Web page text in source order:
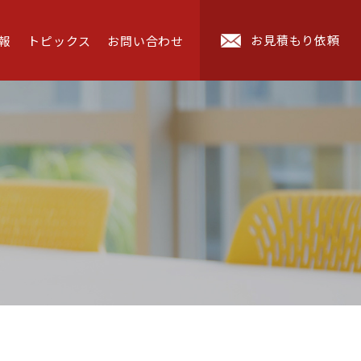
トピックス お問い合わせ お見積もり依頼